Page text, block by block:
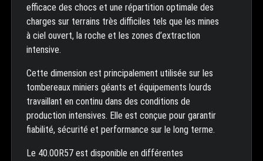
efficace des chocs et une répartition optimale des
charges sur terrains très difficiles tels que les mines
à ciel ouvert, la roche et les zones d’extraction
intensive.
Cette dimension est principalement utilisée sur les
tombereaux miniers géants et équipements lourds
travaillant en continu dans des conditions de
production intensives. Elle est conçue pour garantir
fiabilité, sécurité et performance sur le long terme.
Le 40.00R57 est disponible en différentes